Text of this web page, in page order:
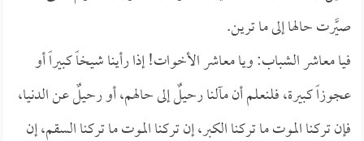
صيَّرت حالها إلى ما ترين.
فيا معاشر الشباب: ويا معاشر الأخوات! إذا رأينا شيخاً كبيراً أو
عجوزاً كبيرة، فلنعلم أن مآلنا رحيلٌ إلى حالهم، أو رحيلٌ عن الدنيا،
فإن تركنا الموت ما تركنا الكبر، إن تركنا الموت ما تركنا السقم، إن